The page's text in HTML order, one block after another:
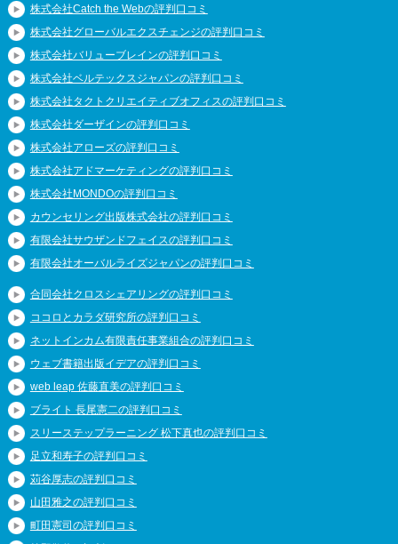
株式会社Catch the Webの評判口コミ
株式会社グローバルエクスチェンジの評判口コミ
株式会社バリューブレインの評判口コミ
株式会社ベルテックスジャパンの評判口コミ
株式会社タクトクリエイティブオフィスの評判口コミ
株式会社ダーザインの評判口コミ
株式会社アローズの評判口コミ
株式会社アドマーケティングの評判口コミ
株式会社MONDOの評判口コミ
カウンセリング出版株式会社の評判口コミ
有限会社サウザンドフェイスの評判口コミ
有限会社オーバルライズジャパンの評判口コミ
合同会社クロスシェアリングの評判口コミ
ココロとカラダ研究所の評判口コミ
ネットインカム有限責任事業組合の評判口コミ
ウェブ書籍出版イデアの評判口コミ
web leap 佐藤直美の評判口コミ
ブライト 長尾憲二の評判口コミ
スリーステップラーニング 松下真也の評判口コミ
足立和寿子の評判口コミ
苅谷厚志の評判口コミ
山田雅之の評判口コミ
町田憲司の評判口コミ